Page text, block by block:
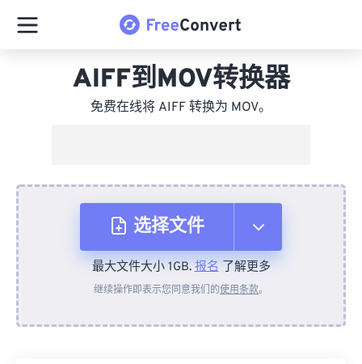
AIFF到MOV转换器
免费在线将 AIFF 转换为 MOV。
选择文件
从设备
最大文件大小 1GB.报名了解更多
继续操作即表示您同意我们的使用条款。